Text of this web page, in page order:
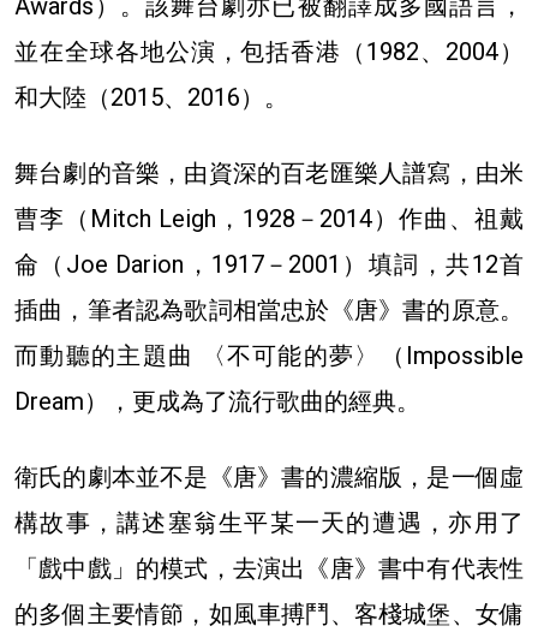
Awards）。該舞台劇亦已被翻譯成多國語言，
並在全球各地公演，包括香港（1982、2004）
和大陸（2015、2016）。
舞台劇的音樂，由資深的百老匯樂人譜寫，由米
曹李（Mitch Leigh，1928－2014）作曲、祖戴
侖（Joe Darion，1917－2001）填詞，共12首
插曲，筆者認為歌詞相當忠於《唐》書的原意。
而動聽的主題曲 〈不可能的夢〉（Impossible
Dream），更成為了流行歌曲的經典。
衛氏的劇本並不是《唐》書的濃縮版，是一個虛
構故事，講述塞翁生平某一天的遭遇，亦用了
「戲中戲」的模式，去演出《唐》書中有代表性
的多個主要情節，如風車搏鬥、客棧城堡、女傭